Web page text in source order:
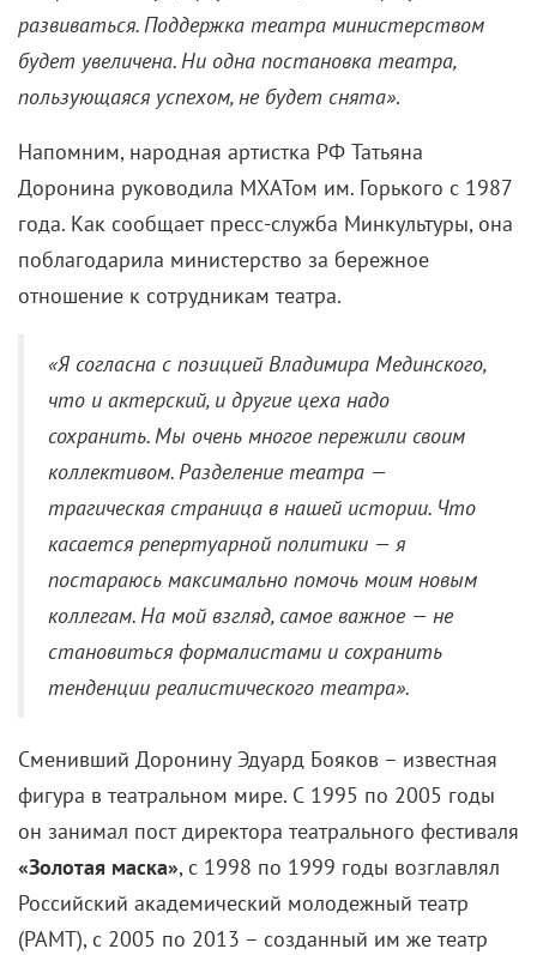
развиваться. Поддержка театра министерством
будет увеличена. Ни одна постановка театра,
пользующаяся успехом, не будет снята».
Напомним, народная артистка РФ Татьяна
Доронина руководила МХАТом им. Горького с 1987
года. Как сообщает пресс-служба Минкультуры, она
поблагодарила министерство за бережное
отношение к сотрудникам театра.
«Я согласна с позицией Владимира Мединского,
что и актерский, и другие цеха надо
сохранить. Мы очень многое пережили своим
коллективом. Разделение театра —
трагическая страница в нашей истории. Что
касается репертуарной политики — я
постараюсь максимально помочь моим новым
коллегам. На мой взгляд, самое важное — не
становиться формалистами и сохранить
тенденции реалистического театра».
Сменивший Доронину Эдуард Бояков – известная
фигура в театральном мире. С 1995 по 2005 годы
он занимал пост директора театрального фестиваля
«Золотая маска», с 1998 по 1999 годы возглавлял
Российский академический молодежный театр
(РАМТ), с 2005 по 2013 – созданный им же театр